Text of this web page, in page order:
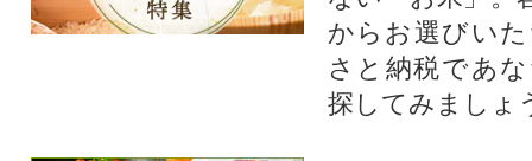
からお選びい
さと納税であ
探してみましょ